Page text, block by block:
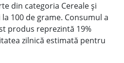
din categoria Cereale și
100 de grame. Consumul a
produs reprezintă 19%
zilnică estimată pentru